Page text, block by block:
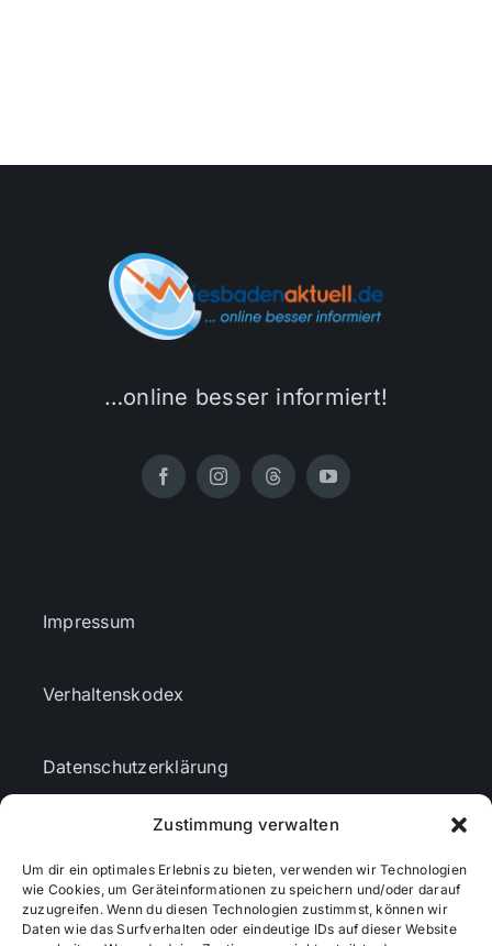
Zustimmung verwalten
Um dir ein optimales Erlebnis zu bieten, verwenden wir Technologien
wie Cookies, um Geräteinformationen zu speichern und/oder darauf
zuzugreifen. Wenn du diesen Technologien zustimmst, können wir
Daten wie das Surfverhalten oder eindeutige IDs auf dieser Website
…online besser informiert!
Impressum
Verhaltenskodex
Datenschutzerklärung
Cookie-Richtlinie (EU)